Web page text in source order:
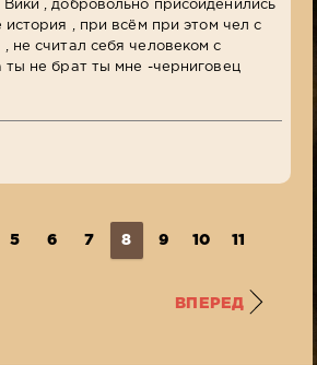
Вики , добровольно присоиденились
история , при всём при этом чел с
, не считал себя человеком с
ты не брат ты мне -черниговец
5 6 7 8 9 10 11
ВПЕРЕД